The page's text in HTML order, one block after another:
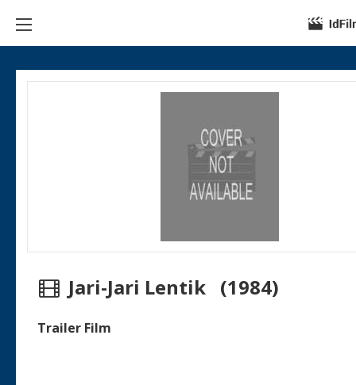
Jari-Jari Lentik (1984)
Trailer Film